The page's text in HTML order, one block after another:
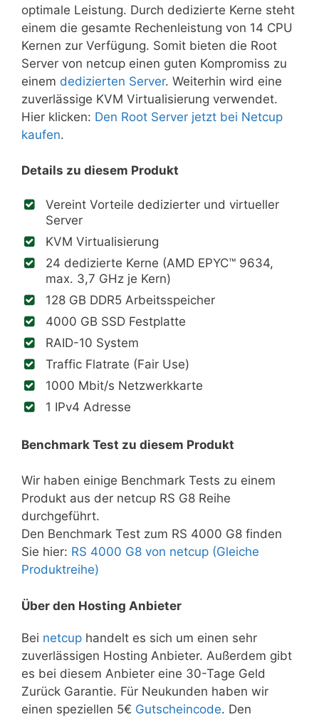
optimale Leistung. Durch dedizierte Kerne steht
einem die gesamte Rechenleistung von 14 CPU
Kernen zur Verfügung. Somit bieten die Root
Server von netcup einen guten Kompromiss zu
einem dedizierten Server. Weiterhin wird eine
zuverlässige KVM Virtualisierung verwendet.
Hier klicken: Den Root Server jetzt bei Netcup
kaufen.
Details zu diesem Produkt
Vereint Vorteile dedizierter und virtueller
Server
KVM Virtualisierung
24 dedizierte Kerne (AMD EPYC™ 9634,
max. 3,7 GHz je Kern)
128 GB DDR5 Arbeitsspeicher
4000 GB SSD Festplatte
RAID-10 System
Traffic Flatrate (Fair Use)
1000 Mbit/s Netzwerkkarte
1 IPv4 Adresse
Benchmark Test zu diesem Produkt
Wir haben einige Benchmark Tests zu einem
Produkt aus der netcup RS G8 Reihe
durchgeführt.
Den Benchmark Test zum RS 4000 G8 finden
Sie hier: RS 4000 G8 von netcup (Gleiche
Produktreihe)
Über den Hosting Anbieter
Bei netcup handelt es sich um einen sehr
zuverlässigen Hosting Anbieter. Außerdem gibt
es bei diesem Anbieter eine 30-Tage Geld
Zurück Garantie. Für Neukunden haben wir
einen speziellen 5€ Gutscheincode. Den